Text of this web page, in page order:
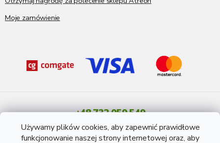
Używamy plików cookies, aby zapewnić prawidłowe
funkcjonowanie naszej strony internetowej oraz, aby
Moje zamówienie
+48 732 059 549
Pon - Pt: 8 - 15 godź.
info@atreon.pl